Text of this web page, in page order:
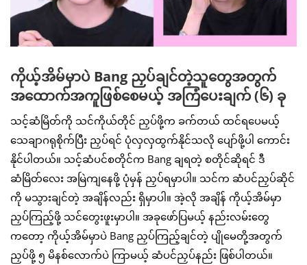
ကိုယ့်အိမ်မှာပဲ Bang ညှပ်ချင်တဲ့သူတွေအတွက်
အထောက်အကူဖြစ်စေမယ့် အကြံပေးချက် (၆) ခု
သင့်ဆံမြိတ်ကို သင်ကိုယ်တိုင် ညှပ်ဖို့က ခက်တယ် ထင်ရပေမယ့်
သေချာဂရုစိုက်ပြီး ညှပ်ရင် ပုံလှလှထွက်နိုင်သလို ပျော်ဖို့ပါ ကောင်း
နိုင်ပါတယ်​။ သင့်ဆံပင်စတိုင်က Bang ချရတဲ့ စတိုင်ဆိုရင် ဒီ
ဆံမြိတ်လေး အမြဲကျနေဖို့ ပုံမှန် ညှပ်ရမှာပါ။ သင်က ဆံပင်ညှပ်ဆိုင်
ကို မသွားချင်တဲ့ အချိန်လည်း ရှိမှာပါ။ အဲ့လို အချိန် ကိုယ့်အိမ်မှာ
ညှပ်ကြည့်ဖို့ သင်တွေးဖူးမှာပါ။ အခုဖော်ပြမယ့် နည်းလမ်းတွေ
ကတော့ ကိုယ့်အိမ်မှာပဲ Bang ညှပ်ကြည့်ချင်တဲ့ ပျိုမေတို့အတွက်
ညှပ်ဖို့ ၅ မိနစ်လောက်ပဲ ကြာမယ့် ဆံပင်ညှပ်နည်း ဖြစ်ပါတယ်။